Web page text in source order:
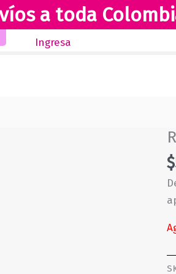
a toda
Inicio Novedades
Ingresa
$